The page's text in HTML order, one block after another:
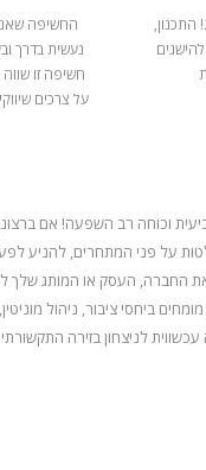
התכנון,
החשיפה שאנו
נעשית בדרך
חשיפה זו
על צרכים
וכוחה רב השפעה! אם
על פני המתחרים, להניע
את החברה, העסק או המותג שלך
ביחסי ציבור, ניהול
לניצחון בזירה